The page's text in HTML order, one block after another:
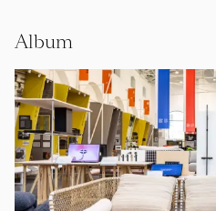
Album